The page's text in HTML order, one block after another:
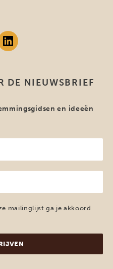
DE NIEUWSBRIEF
en ideeën
mailinglijst ga je akkoord